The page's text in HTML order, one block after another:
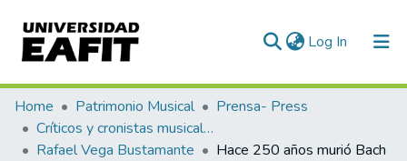
Log In (current)
Communities & Collections
All of DSpace
Home Patrimonio Musical
Prensa- Press
Críticos y cronistas musicales
Rafael Vega Bustamante
Hace 250 años murió Bach